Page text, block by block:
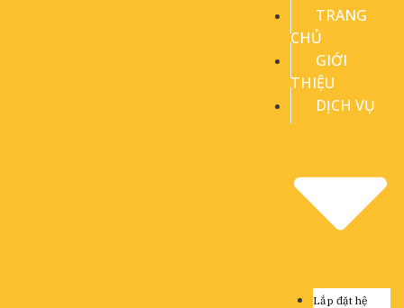
TRANG
CHỦ
GIỚI
THIỆU
DỊCH VỤ
Lắp đặt hệ